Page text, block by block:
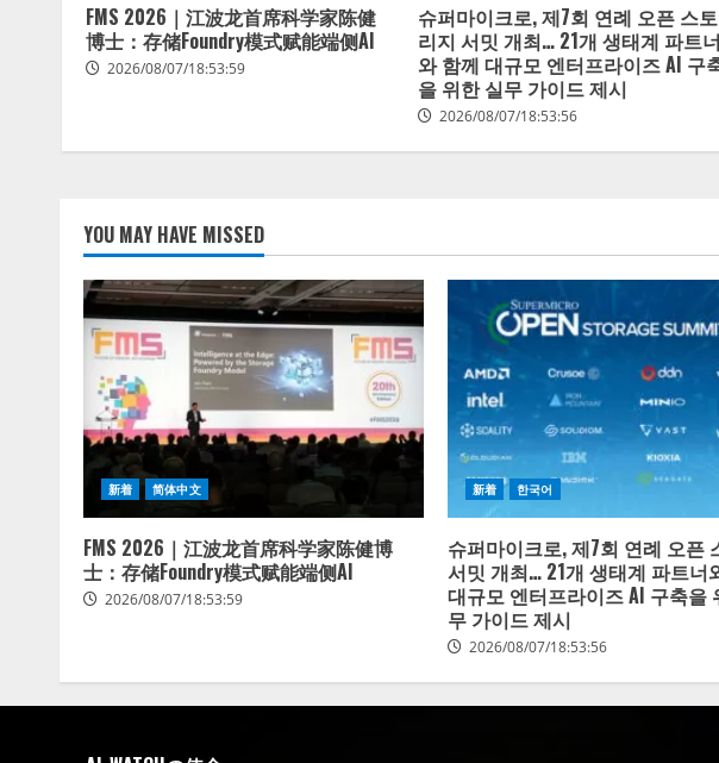
FMS 2026｜江波龙首席科学家陈健
博士：存储Foundry模式赋能端侧AI
2026/08/07/18:53:59
슈퍼마이크로, 제7회 연례 오픈 스토
리지 서밋 개최… 21개 생태계 파트너
와 함께 대규모 엔터프라이즈 AI 구
을 위한 실무 가이드 제시
2026/08/07/18:53:56
YOU MAY HAVE MISSED
新着 简体中文
FMS 2026｜江波龙首席科学家陈健博
士：存储Foundry模式赋能端侧AI
2026/08/07/18:53:59
新着 한국어
슈퍼마이크로, 제7회 연례 오픈
서밋 개최… 21개 생태계 파트너
대규모 엔터프라이즈 AI 구축을
무 가이드 제시
2026/08/07/18:53:56